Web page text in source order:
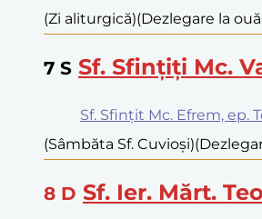
(Zi aliturgică)(Dezlegare la
7 S Sf. Sfințiți Mc.
Sf. Sfințit Mc. Efrem, ep.
(Sâmbăta Sf. Cuvioși)
8 D Sf. Ier. Mărt.